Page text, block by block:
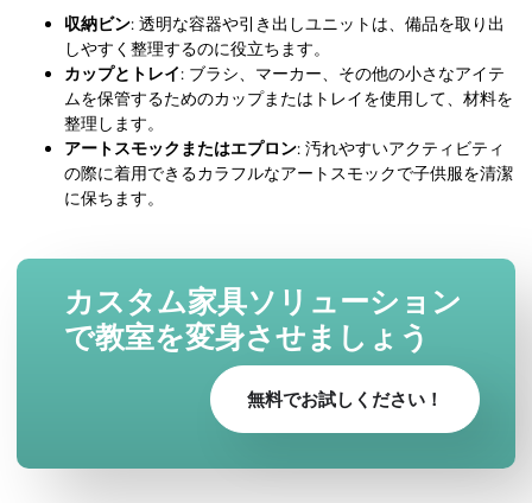
収納ビン: 透明な容器や引き出しユニットは、備品を取り出
しやすく整理するのに役立ちます。
カップとトレイ: ブラシ、マーカー、その他の小さなアイテ
ムを保管するためのカップまたはトレイを使用して、材料を
整理します。
アートスモックまたはエプロン: 汚れやすいアクティビティ
の際に着用できるカラフルなアートスモックで子供服を清潔
に保ちます。
カスタム家具ソリューション
で教室を変身させましょう
無料でお試しください！